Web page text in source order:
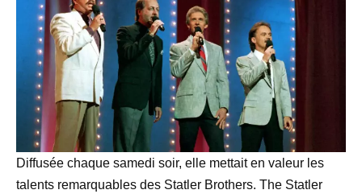
Diffusée chaque samedi soir, elle mettait en valeur les
talents remarquables des Statler Brothers. The Statler